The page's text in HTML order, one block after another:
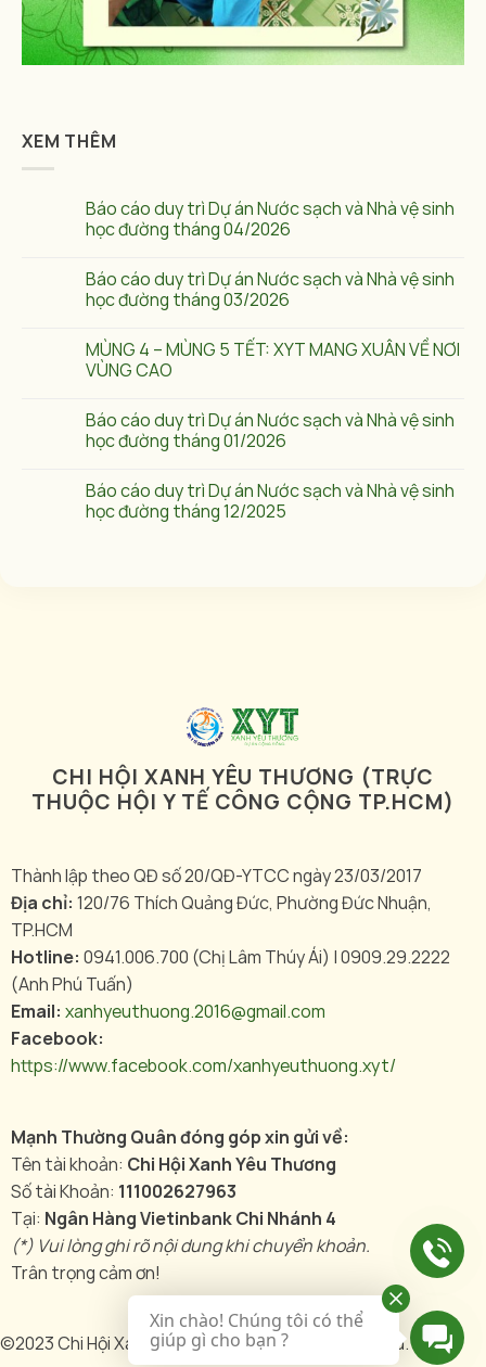
XEM THÊM
Báo cáo duy trì Dự án Nước sạch và Nhà vệ sinh
học đường tháng 04/2026
Báo cáo duy trì Dự án Nước sạch và Nhà vệ sinh
học đường tháng 03/2026
MÙNG 4 – MÙNG 5 TẾT: XYT MANG XUÂN VỀ NƠI
VÙNG CAO
Báo cáo duy trì Dự án Nước sạch và Nhà vệ sinh
học đường tháng 01/2026
Báo cáo duy trì Dự án Nước sạch và Nhà vệ sinh
học đường tháng 12/2025
CHI HỘI XANH YÊU THƯƠNG (TRỰC
THUỘC HỘI Y TẾ CÔNG CỘNG TP.HCM)
Thành lập theo QĐ số 20/QĐ-YTCC ngày 23/03/2017
Địa chỉ: 120/76 Thích Quảng Đức, Phường Đức Nhuận,
TP.HCM
Hotline: 0941.006.700 (Chị Lâm Thúy Ái) | 0909.29.2222
(Anh Phú Tuấn)
Email: xanhyeuthuong.2016@gmail.com
Facebook:
https://www.facebook.com/xanhyeuthuong.xyt/
Mạnh Thường Quân đóng góp xin gửi về:
Tên tài khoản: Chi Hội Xanh Yêu Thương
Số tài Khoản: 111002627963
Tại: Ngân Hàng Vietinbank Chi Nhánh 4
(*) Vui lòng ghi rõ nội dung khi chuyển khoản.
Trân trọng cảm ơn!
©2023 Chi Hội Xanh Yêu Thương , All rights reserved.
Xin chào! Chúng tôi có thể
giúp gì cho bạn ?